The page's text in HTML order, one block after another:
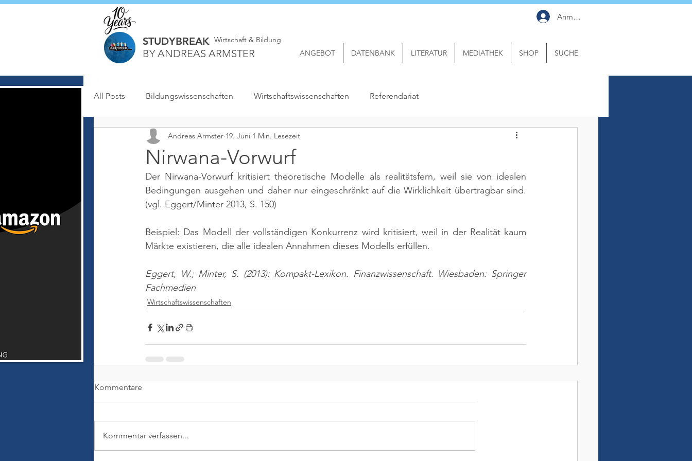
STUDYBREAK
BY ANDREAS ARMSTER
Wirtschaft & Bildung
Anmelden
ANGEBOT DATENBANK LITERATUR MEDIATHEK SHOP SUCHE
All Posts Bildungswissenschaften Wirtschaftswissenschaften Referendariat
Nirwana-Vorwurf
Andreas Armster 19. Juni 1 Min. Lesezeit
Der Nirwana-Vorwurf kritisiert theoretische Modelle als realitätsfern, weil sie von idealen
(vgl. Eggert/Minter 2013, S. 150)
Beispiel: Das Modell der vollständigen Konkurrenz wird kritisiert, weil in der Realität kaum
Märkte existieren, die alle idealen Annahmen dieses Modells erfüllen.
Eggert, W.; Minter, S. (2013): Kompakt-Lexikon. Finanzwissenschaft. Wiesbaden: Springer
Fachmedien
Wirtschaftswissenschaften
Kommentare
Kommentar verfassen...